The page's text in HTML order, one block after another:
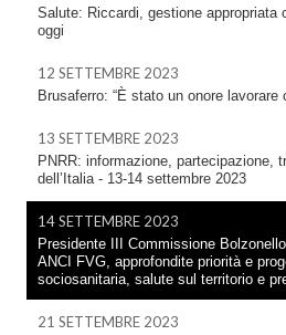
Salute: Riccardi, gestione appropriata
oggi
12 SETTEMBRE 2023
Brusaferro: “È stato un onore lavorare
13 SETTEMBRE 2023
PNRR: informazione, partecipazione,
dell’Italia - 13-14 settembre 2023
14 SETTEMBRE 2023
Presidente III Commissione
ANCI FVG, approfondite priorità e
sociosanitaria, salute sul territorio e
21 SETTEMBRE 2023